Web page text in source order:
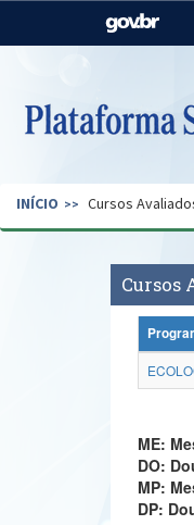
Casa Civil
Pecuária e
Secretaria de
INÍCIO Cursos
Cursos
ME:
MP:
DP: